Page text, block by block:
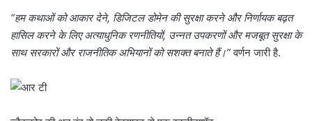
“हम कथाओं को आकार देने, डिजिटल डोमेन की सुरक्षा करने और निर्णायक बढ़त
हासिल करने के लिए अत्याधुनिक रणनीतियों, उन्नत उपकरणों और मजबूत सुरक्षा के
साथ सरकारों और राजनीतिक अभियानों को सशक्त बनाते हैं।”वर्णन जारी है.